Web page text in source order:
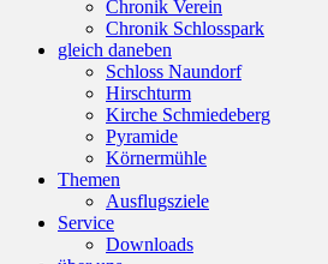
Chronik Verein
Chronik Schlosspark
gleich daneben
Schloss Naundorf
Hirschturm
Kirche Schmiedeberg
Pyramide
Körnermühle
Themen
Ausflugsziele
Service
Downloads